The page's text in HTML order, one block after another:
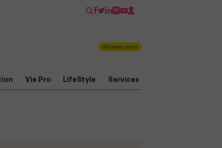
Abonnez-vous
Vie Pro LifeStyle Services